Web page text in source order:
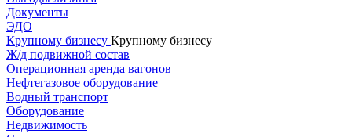
Документы
ЭДО
Крупному бизнесу Крупному бизнесу
Ж/д подвижной состав
Операционная аренда вагонов
Нефтегазовое оборудование
Водный транспорт
Оборудование
Недвижимость